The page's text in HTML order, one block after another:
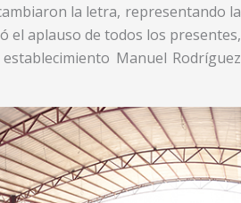
la letra, representando la
el aplauso de todos los presentes,
Manuel Rodríguez